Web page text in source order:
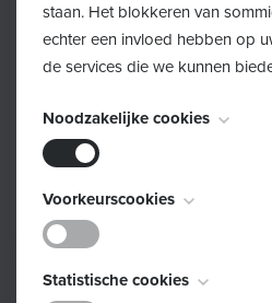
steeds door van 10u00-13u00
netwerkmoment met lunch.
Je schrijft je in via
Dinsdag 24 november in
staan. Het blokkeren van
echter een invloed hebben op
de services die we kunnen
Noodzakelijke cookies
Deze cookies zijn noodzakelijk
de website en kunnen niet
worden meestal alleen
door u worden uitgevoerd en
Voorkeurscookies
Deze cookies, ook bekend als
Statistische cookies